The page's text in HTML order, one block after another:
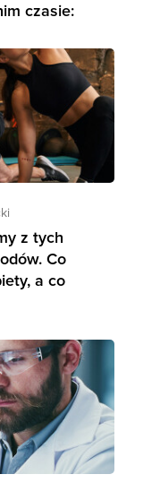
czasie:
z tych
Co
a co